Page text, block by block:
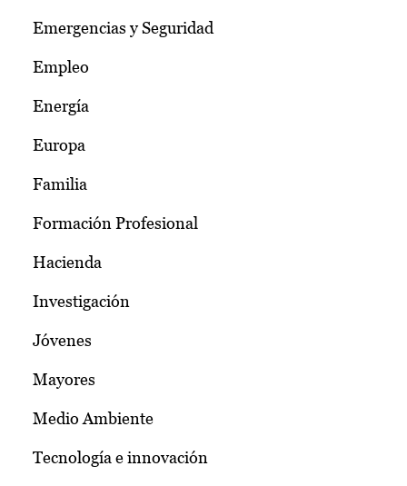
Emergencias y Seguridad
Empleo
Energía
Europa
Familia
Formación Profesional
Hacienda
Investigación
Jóvenes
Mayores
Medio Ambiente
Tecnología e innovación